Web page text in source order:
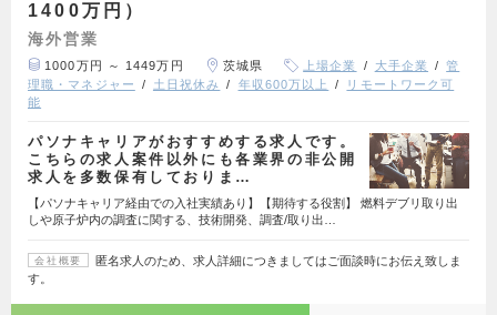
1400万円）
海外営業
1000万円 ～ 1449万円 茨城県 上場企業 大手企業
管
理職・マネジャー
土日祝休み 年収600万以上
リモートワーク可
能
パソナキャリアがおすすめする求人です。
こちらの求人案件以外にも各業界の非公開
求人を多数保有しておりま…
【パソナキャリア経由での入社実績あり】【期待する役割】 燃料デブリ取り出
しや原子炉内の調査に関する、技術開発、調査/取り出…
会社概要
匿名求人のため、求人詳細につきましてはご面談時にお伝え致しま
す。